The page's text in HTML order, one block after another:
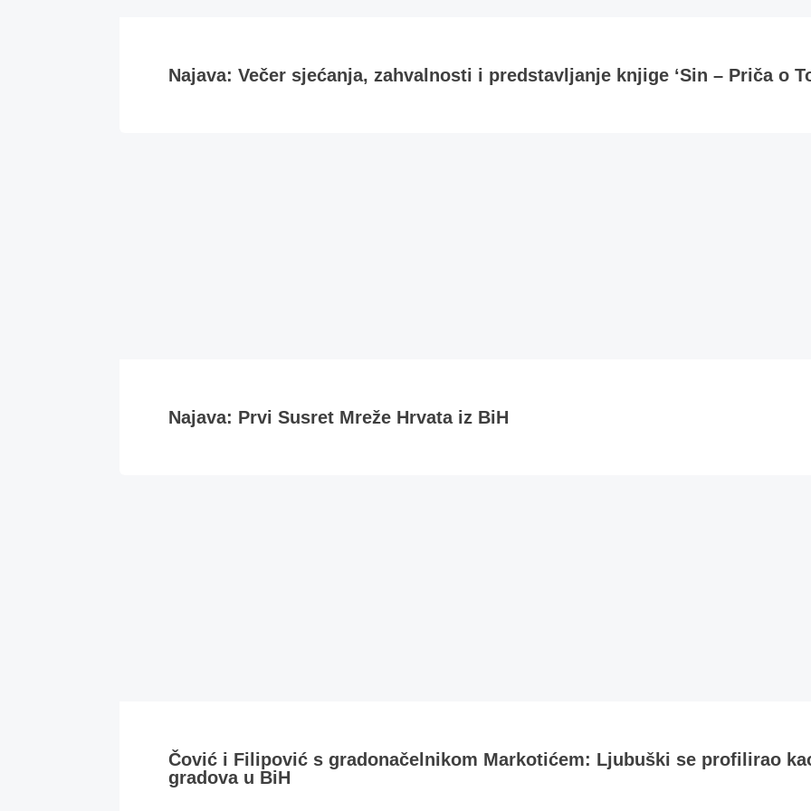
Najava: Večer sjećanja, zahvalnosti i predstavljanje knjige ‘Sin – Priča o
Najava: Prvi Susret Mreže Hrvata iz BiH
Čović i Filipović s gradonačelnikom Markotićem: Ljubuški se profilirao
gradova u BiH